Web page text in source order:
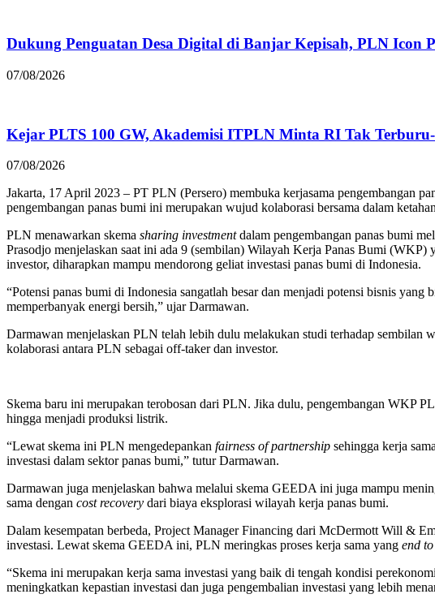
Dukung Penguatan Desa Digital di Banjar Kepisah, PLN Icon
07/08/2026
Kejar PLTS 100 GW, Akademisi ITPLN Minta RI Tak
07/08/2026
Jakarta, 17 April 2023 – PT PLN (Persero) membuka kerjasama pengembangan
pengembangan panas bumi ini merupakan wujud kolaborasi bersama dalam
PLN menawarkan skema sharing investmentdalam pengembangan panas bumi
Prasodjo menjelaskan saat ini ada 9 (sembilan) Wilayah Kerja Panas Bumi
investor, diharapkan mampu mendorong geliat investasi panas bumi di Indonesia.
“Potensi panas bumi di Indonesia sangatlah besar dan menjadi potensi bisnis
memperbanyak energi bersih,” ujar Darmawan.
Darmawan menjelaskan PLN telah lebih dulu melakukan studi terhadap
kolaborasi antara PLN sebagai off-taker dan investor.
Skema baru ini merupakan terobosan dari PLN. Jika dulu, pengembangan WKP
hingga menjadi produksi listrik.
“Lewat skema ini PLN mengedepankan fairness of partnership sehingga kerja
investasi dalam sektor panas bumi,” tutur Darmawan.
Darmawan juga menjelaskan bahwa melalui skema GEEDA ini juga mampu
sama dengan cost recovery dari biaya eksplorasi wilayah kerja panas bumi.
Dalam kesempatan berbeda, Project Manager Financing dari McDermott Will &
investasi. Lewat skema GEEDA ini, PLN meringkas proses kerja sama yang end
“Skema ini merupakan kerja sama investasi yang baik di tengah kondisi
meningkatkan kepastian investasi dan juga pengembalian investasi yang lebih